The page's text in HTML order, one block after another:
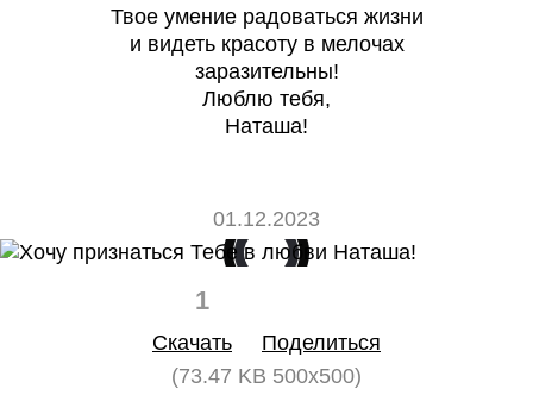
Твое умение радоваться жизни
и видеть красоту в мелочах
заразительны!
Люблю тебя,
Наташа!
01.12.2023
1
Скачать
Поделиться
(73.47 KB 500x500)